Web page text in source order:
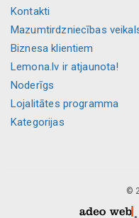
Kontakti
Mazumtirdzniecības
Biznesa klientiem
Lemona.lv ir atjaunota!
Noderīgs
Lojalitātes programma
Kategorijas
©